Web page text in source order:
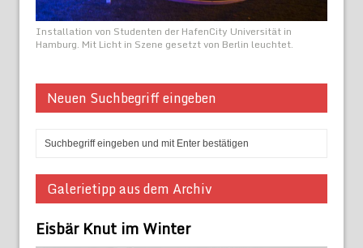
Installation von Studenten der HafenCity Universität in
Hamburg. Mit Licht in Szene gesetzt von Berlin leuchtet.
Neuen Suchbegriff eingeben
Galerietipp aus dem Archiv
Eisbär Knut im Winter